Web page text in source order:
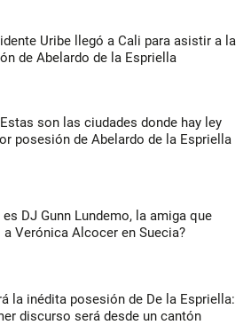
Uribe llegó a Cali para asistir a la
de Abelardo de la Espriella
Estas son las ciudades donde hay ley
posesión de Abelardo de la Espriella
es DJ Gunn Lundemo, la amiga que
a Verónica Alcocer en Suecia?
la inédita posesión de De la Espriella:
discurso será desde un cantón